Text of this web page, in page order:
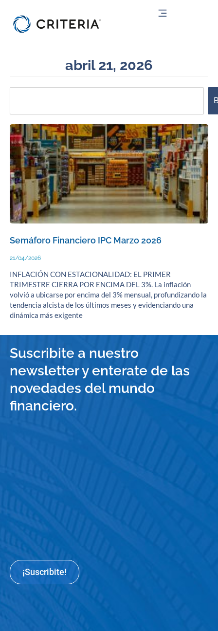
contenido
abril 21, 2026
Semáforo Financiero IPC Marzo 2026
21/04/2026
INFLACIÓN CON ESTACIONALIDAD: EL PRIMER
TRIMESTRE CIERRA POR ENCIMA DEL 3%. La inflación
volvió a ubicarse por encima del 3% mensual, profundizando la
tendencia alcista de los últimos meses y evidenciando una
dinámica más exigente
Suscribite a nuestro
newsletter y enterate de las
novedades del mundo
financiero.
¡Suscribite!